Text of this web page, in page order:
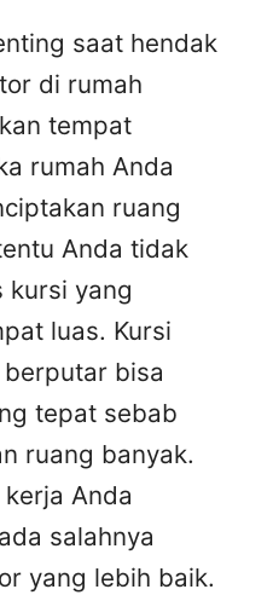
saat hendak
di rumah
tempat
rumah Anda
ruang
Anda tidak
kursi yang
luas. Kursi
bisa
tepat sebab
ruang banyak.
Anda
salahnya
yang lebih baik.